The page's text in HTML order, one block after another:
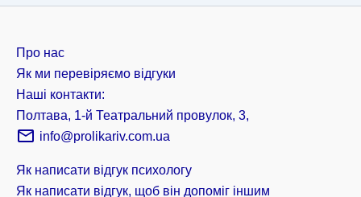
Про нас
Як ми перевіряємо відгуки
Наші контакти:
Полтава, 1-й Театральний провулок, 3,
info@prolikariv.com.ua
Як написати відгук психологу
Як написати відгук, щоб він допоміг іншим